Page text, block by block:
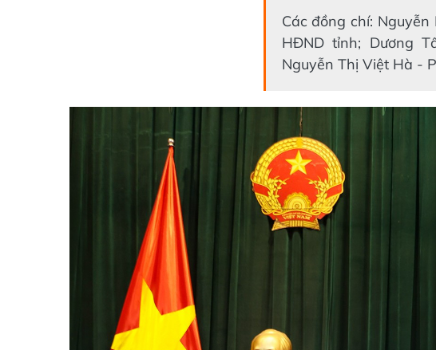
Các đồng chí:
HĐND tỉnh; Dương
Nguyễn Thị Việt Hà -